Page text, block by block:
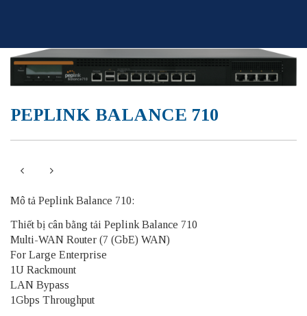
PEPLINK BALANCE 710
Mô tả Peplink Balance 710:
Thiết bị cân bằng tải Peplink Balance 710
Multi-WAN Router (7 (GbE) WAN)
For Large Enterprise
1U Rackmount
LAN Bypass
1Gbps Throughput